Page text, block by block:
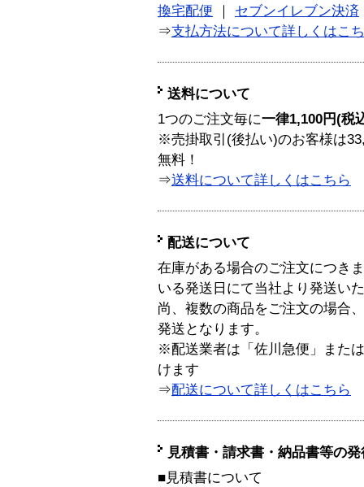
換宅配便
セブンイレブン決済
⇒支払方法について詳しくはこ
送料について
1つのご注文毎に一律1,100円(税
※売掛取引(後払い)のお客様は
無料！
⇒送料について詳しくはこちら
配送について
在庫がある場合のご注文につき
いる発送日にて当社より発送い
尚、複数の商品をご注文の場合
発送となります。
※配送業者は「佐川急便」また
けます
⇒配送について詳しくはこちら
見積書・請求書・納品書等の
■見積書について